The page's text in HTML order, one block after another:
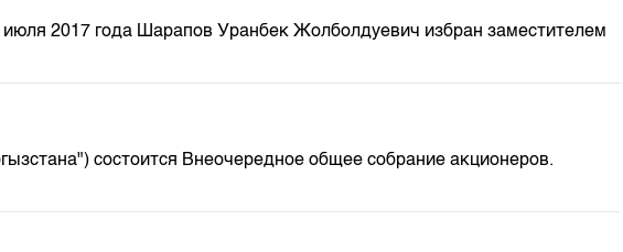
Результаты аукционов по
депозитам
2017 года Шарапов Уранбек Жолболдуевич избран заместителем
состоится Внеочередное общее собрание акционеров.